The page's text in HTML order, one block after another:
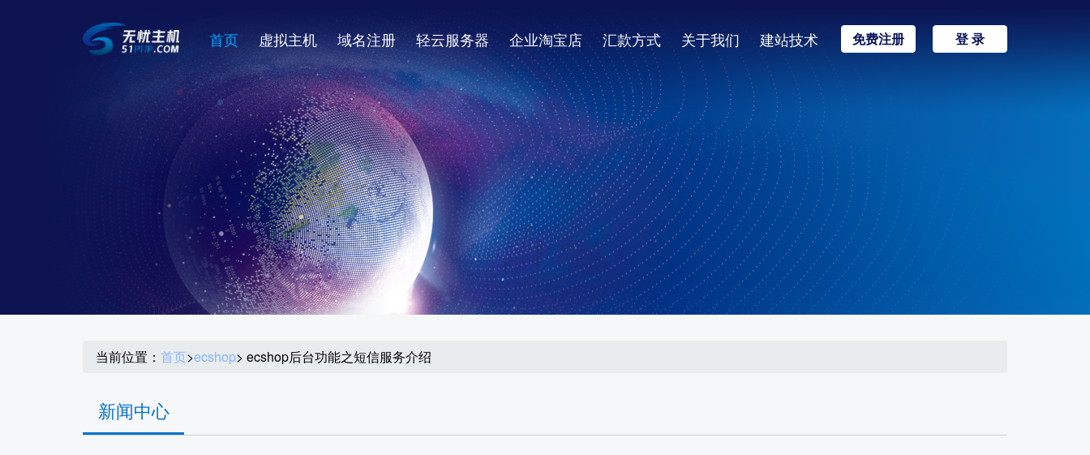
首页 虚拟主机 域名注册 轻云服务器 企业淘宝店 汇款方式 关于我们 建站技术 免费注册 登 录
当前位置： 首页>ecshop> ecshop后台功能之短信服务介绍
新闻中心